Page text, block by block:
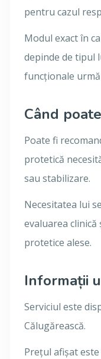
pentru cazul
Modul exact în
depinde de tipul
funcționale
Când
Poate fi
protetică
sau stabilizare.
Necesitatea lui
evaluarea
protetice alese.
Informații
Serviciul este
Călugărească.
Prețul afișat